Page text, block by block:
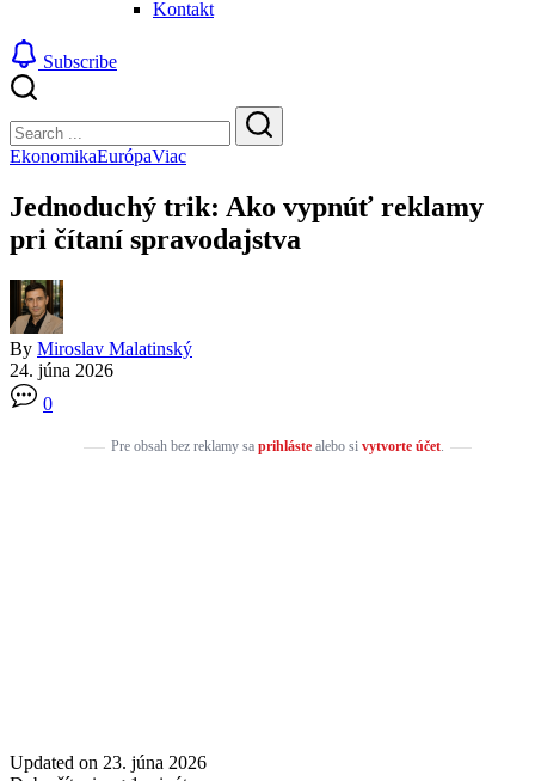
Kontakt
Subscribe
Search
Search
EkonomikaEurópaViac
Jednoduchý trik: Ako vypnúť reklamy
pri čítaní spravodajstva
By Miroslav Malatinský
24. júna 2026
0
Pre obsah bez reklamy sa prihlástealebo si vytvorte účet.
Updated on 23. júna 2026